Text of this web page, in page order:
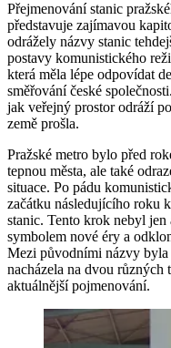
Přejmenování stanic
představuje zajímavou
odrážely názvy stanic
postavy komunistického
která měla lépe odpovídat
směřování české
jak veřejný prostor odráží
země prošla.
Pražské metro bylo před
tepnou města, ale také
situace. Po pádu
začátku následujícího roku
stanic. Tento krok nebyl
symbolem nové éry a
Mezi původními názvy byla
nacházela na dvou různých
aktuálnější pojmenování.